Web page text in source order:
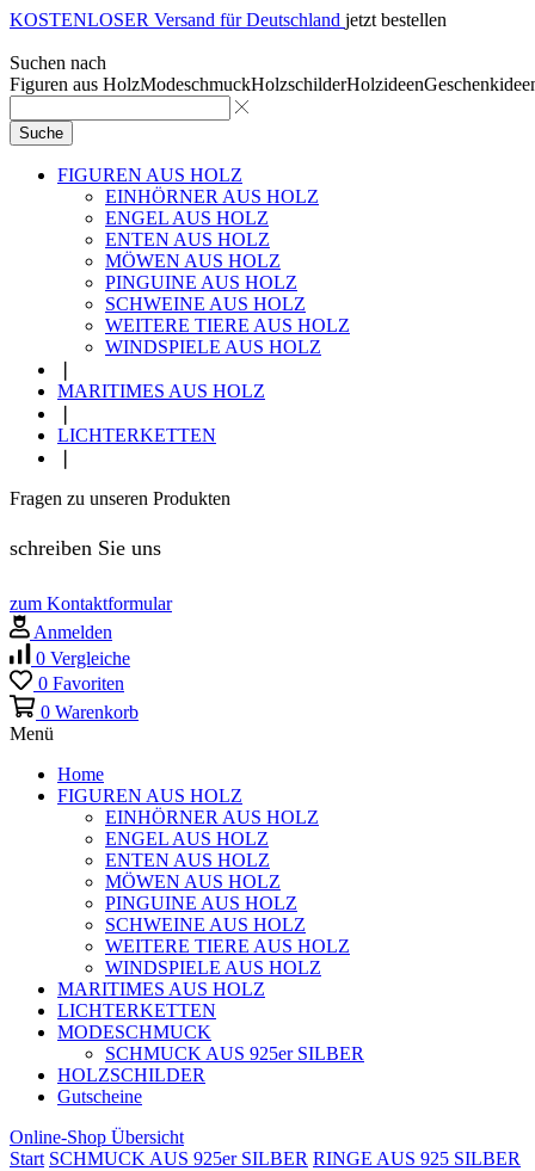
KOSTENLOSER Versand für Deutschland jetzt bestellen
Suchen nach
Figuren aus HolzModeschmuckHolzschilderHolzideen
Suche
FIGUREN AUS HOLZ
EINHÖRNER AUS HOLZ
ENGEL AUS HOLZ
ENTEN AUS HOLZ
MÖWEN AUS HOLZ
PINGUINE AUS HOLZ
SCHWEINE AUS HOLZ
WEITERE TIERE AUS HOLZ
WINDSPIELE AUS HOLZ
MARITIMES AUS HOLZ
LICHTERKETTEN
Fragen zu unseren Produkten
schreiben Sie uns
zum Kontaktformular
Anmelden
0 Vergleiche
0 Favoriten
0 Warenkorb
Menü
Home
FIGUREN AUS HOLZ
EINHÖRNER AUS HOLZ
ENGEL AUS HOLZ
ENTEN AUS HOLZ
MÖWEN AUS HOLZ
PINGUINE AUS HOLZ
SCHWEINE AUS HOLZ
WEITERE TIERE AUS HOLZ
WINDSPIELE AUS HOLZ
MARITIMES AUS HOLZ
LICHTERKETTEN
MODESCHMUCK
SCHMUCK AUS 925er SILBER
HOLZSCHILDER
Gutscheine
Online-Shop Übersicht
Start SCHMUCK AUS 925er SILBER RINGE AUS 925 SILBER